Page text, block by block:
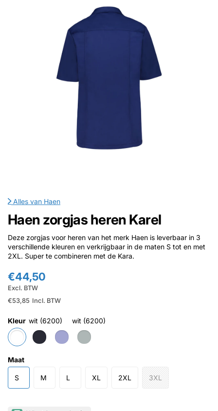
Alles van Haen
Haen zorgjas heren Karel
Deze zorgjas voor heren van het merk Haen is leverbaar in 3
verschillende kleuren en verkrijgbaar in de maten S tot en met
2XL. Super te combineren met de Kara.
€53,85 Incl. BTW
€44,50
Excl. BTW
Kleur wit (6200) wit (6200)
Maat
S M L XL 2XL 3XL